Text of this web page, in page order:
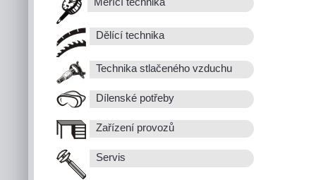
Dělící technika
Technika stlačeného vzduchu
Dílenské potřeby
Zařízení provozů
Servis